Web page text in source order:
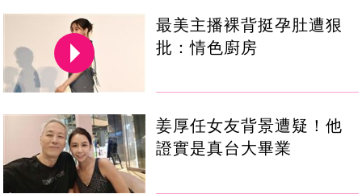
最美主播裸背挺孕肚遭狠
批：情色廚房
姜厚任女友背景遭疑！他
證實是真台大畢業